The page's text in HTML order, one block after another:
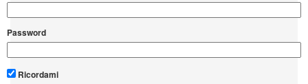
Password
Ricordami